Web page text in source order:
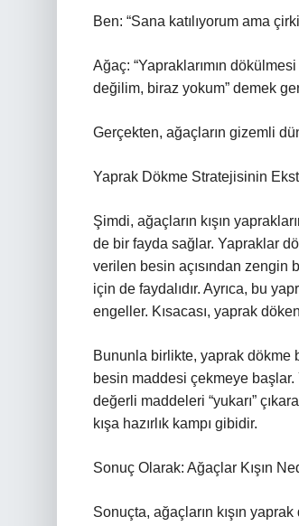
Ben: “Sana katılıyorum ama
Ağaç: “Yapraklarımın
değilim, biraz yokum” demek
Gerçekten, ağaçların gizemli
Yaprak Dökme Stratejisinin
Şimdi, ağaçların kışın
de bir fayda sağlar. Yapraklar
verilen besin açısından zengin
için de faydalıdır. Ayrıca, bu
engeller. Kısacası, yaprak
Bununla birlikte, yaprak dökme
besin maddesi çekmeye başlar.
değerli maddeleri “yukarı”
kışa hazırlık kampı gibidir.
Sonuç Olarak: Ağaçlar Kışın
Sonuçta, ağaçların kışın